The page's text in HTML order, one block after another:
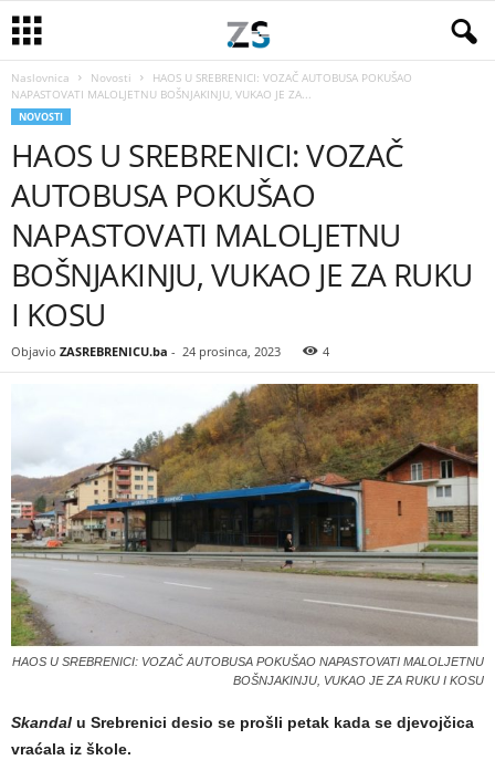
Naslovnica Novosti
HAOS U SREBRENICI: VOZAČ AUTOBUSA POKUŠAO
NAPASTOVATI MALOLJETNU BOŠNJAKINJU, VUKAO JE ZA...
NOVOSTI
HAOS U SREBRENICI: VOZAČ
AUTOBUSA POKUŠAO
NAPASTOVATI MALOLJETNU
BOŠNJAKINJU, VUKAO JE ZA RUKU
I KOSU
Objavio ZASREBRENICU.ba - 24 prosinca, 2023 4
HAOS U SREBRENICI: VOZAČ AUTOBUSA POKUŠAO NAPASTOVATI MALOLJETNU
BOŠNJAKINJU, VUKAO JE ZA RUKU I KOSU
Skandal u Srebrenici desio se prošli petak kada se djevojčica
vraćala iz škole.